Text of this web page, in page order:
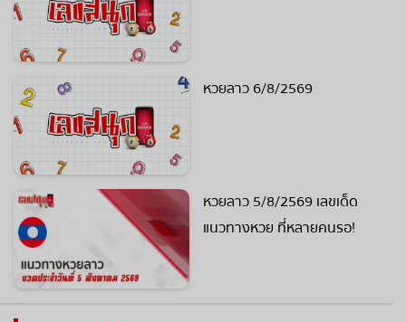
หวยลาว 6/8/2569
หวยลาว 5/8/2569 เลขเด็ด
แนวทางหวย ที่หลายคนรอ!